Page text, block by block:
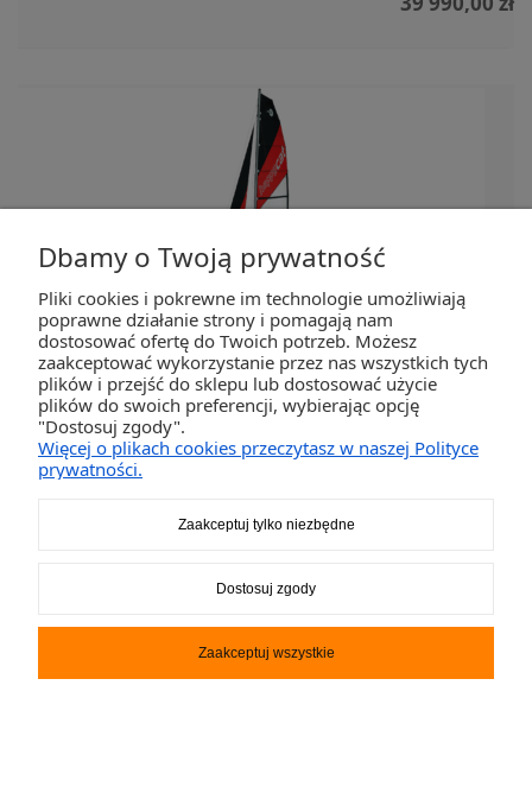
Katamaran Happy Cat NEO
35 490,00 zł
DO KOSZYKA
Dbamy o Twoją prywatność
Pliki cookies i pokrewne im technologie umożliwiają
poprawne działanie strony i pomagają nam
dostosować ofertę do Twoich potrzeb. Możesz
zaakceptować wykorzystanie przez nas wszystkich tych
plików i przejść do sklepu lub dostosować użycie
plików do swoich preferencji, wybierając opcję
"Dostosuj zgody".
Więcej o plikach cookies przeczytasz w naszej Polityce
prywatności.
Zaakceptuj tylko niezbędne
Dostosuj zgody
Zaakceptuj wszystkie